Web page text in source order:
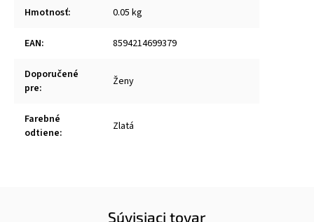
Hmotnosť: 0.05 kg
EAN: 8594214699379
Doporučené
pre: Ženy
Farebné
odtiene: Zlatá
Súvisiaci tovar